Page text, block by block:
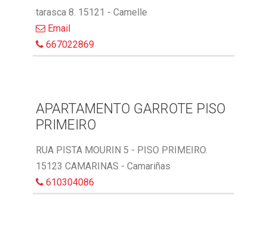
tarasca 8. 15121 - Camelle
Email
667022869
APARTAMENTO GARROTE PISO
PRIMEIRO
RUA PISTA MOURIN 5 - PISO PRIMEIRO.
15123 CAMARINAS - Camariñas
610304086